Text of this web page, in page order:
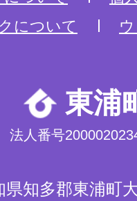
について
東浦
法人番号
県知多郡東浦町